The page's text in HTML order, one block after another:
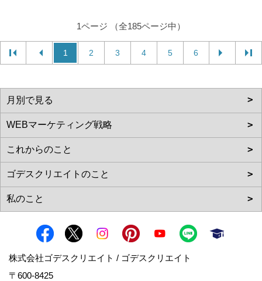
1ページ （全185ページ中）
1 2 3 4 5 6
株式会社ゴデスクリエイト / ゴデスクリエイト
〒600-8425